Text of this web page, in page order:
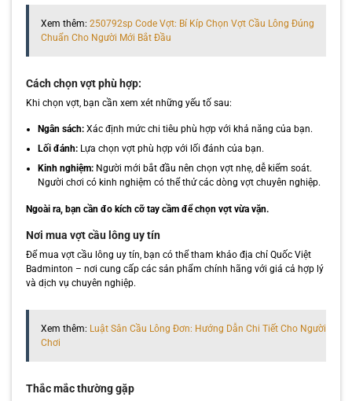
Xem thêm: 250792sp Code Vợt: Bí Kíp Chọn Vợt Cầu Lông Đúng
Chuẩn Cho Người Mới Bắt Đầu
Cách chọn vợt phù hợp:
Khi chọn vợt, bạn cần xem xét những yếu tố sau:
Ngân sách:Xác định mức chi tiêu phù hợp với khả năng của bạn.
Lối đánh:Lựa chọn vợt phù hợp với lối đánh của bạn.
Kinh nghiệm:Người mới bắt đầu nên chọn vợt nhẹ, dễ kiểm soát.
Người chơi có kinh nghiệm có thể thử các dòng vợt chuyên nghiệp.
Ngoài ra, bạn cần đo kích cỡ tay cầm để chọn vợt vừa vặn.
Nơi mua vợt cầu lông uy tín
Để mua vợt cầu lông uy tín, bạn có thể tham khảo địa chỉ Quốc Việt
Badminton – nơi cung cấp các sản phẩm chính hãng với giá cả hợp lý
và dịch vụ chuyên nghiệp.
Xem thêm: Luật Sân Cầu Lông Đơn: Hướng Dẫn Chi Tiết Cho Người
Chơi
Thắc mắc thường gặp